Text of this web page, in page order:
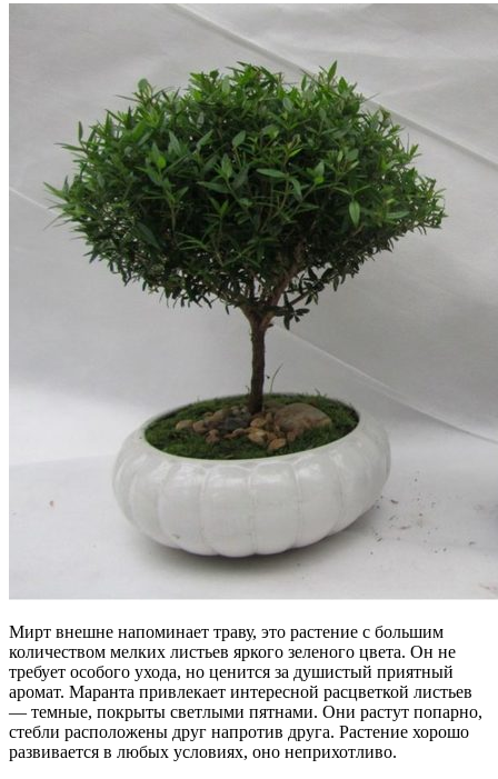
Мирт внешне напоминает траву, это растение с большим
количеством мелких листьев яркого зеленого цвета. Он не
требует особого ухода, но ценится за душистый приятный
аромат. Маранта привлекает интересной расцветкой листьев
— темные, покрыты светлыми пятнами. Они растут попарно,
стебли расположены друг напротив друга. Растение хорошо
развивается в любых условиях, оно неприхотливо.